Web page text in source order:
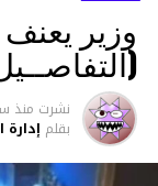
وزير
نشرت منذ
بقلم إدارة